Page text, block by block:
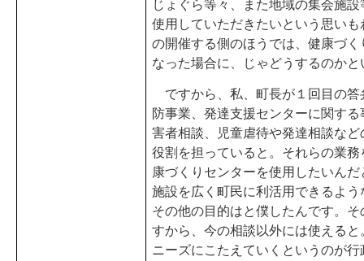
じょぐら等々、また地域の集会施
使用していただきたいという思い
の開催する側のほうでは、健康づ
なった場合に、じゃどうするのか
ですから、私、町長が１回目の答
防事業、発達支援センターに関す
害者相談、児童虐待や発達相談な
役割を担っていると。それらの業
康づくりセンターを使用したいん
施設を広く町民に利活用できるよ
その他の目的はと僕したんです。
すから、今の相談以外には使える
ニーズにこたえていくというのが